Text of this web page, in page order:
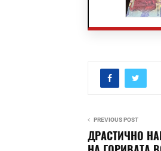
PREVIOUS POST
ДРАСТИЧНО